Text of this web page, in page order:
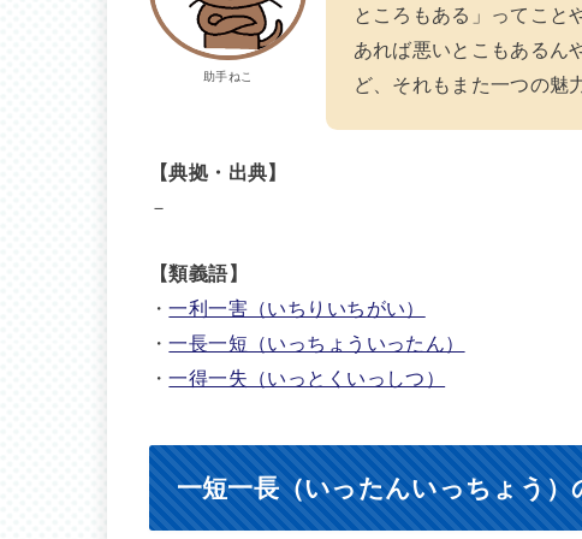
助手ねこ
ところもある」ってこと
あれば悪いとこもあるん
ど、それもまた一つの魅
【典拠・出典】
－
【類義語】
・一利一害（いちりいちがい）
・一長一短（いっちょういったん）
・一得一失（いっとくいっしつ）
一短一長（いったんいっちょう）